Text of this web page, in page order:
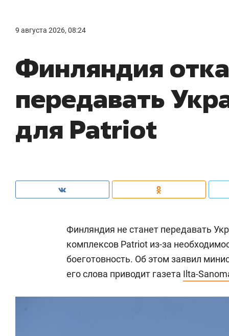
9 августа 2026, 08:24
Финляндия
передавать
для Patriot
Финляндия не станет передавать
комплексов Patriot из-за
боеготовность. Об этом заявил
его слова приводит газета Ilta-